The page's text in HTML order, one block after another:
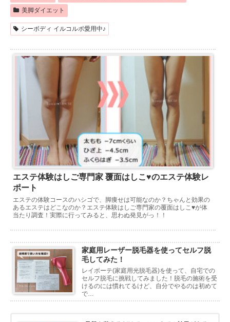
美脚ダイエット
シーボディ イルコルポ愛用中♪
エステ体験はしご専門家 覆面はしこ♥のエステ体験レ
ポート
エステの体験コースのハシゴで、脚痩せは可能なのか？ちゃんと効果の
あるエステはどこなのか？エステ体験はしご専門家の覆面はしこ♥が体
当たり調査！実際に行ってみると、思わぬ発見がっ！！
家庭用レーザー脱毛器を使ってセルフ脱
毛してみた！
レイボーテ(家庭用光脱毛器)を使って、自宅での
セルフ脱毛に挑戦してみました！脱毛の施術を受
けるのには慣れてるけど、自分でやるのは初めて
で…